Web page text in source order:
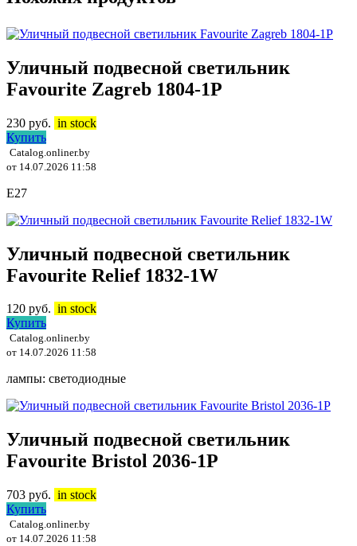
Уличный подвесной светильник
Favourite Zagreb 1804-1P
230 руб. in stock
Купить
Catalog.onliner.by
от 14.07.2026 11:58
E27
Уличный подвесной светильник
Favourite Relief 1832-1W
120 руб. in stock
Купить
Catalog.onliner.by
от 14.07.2026 11:58
лампы: светодиодные
Уличный подвесной светильник
Favourite Bristol 2036-1P
703 руб. in stock
Купить
Catalog.onliner.by
от 14.07.2026 11:58